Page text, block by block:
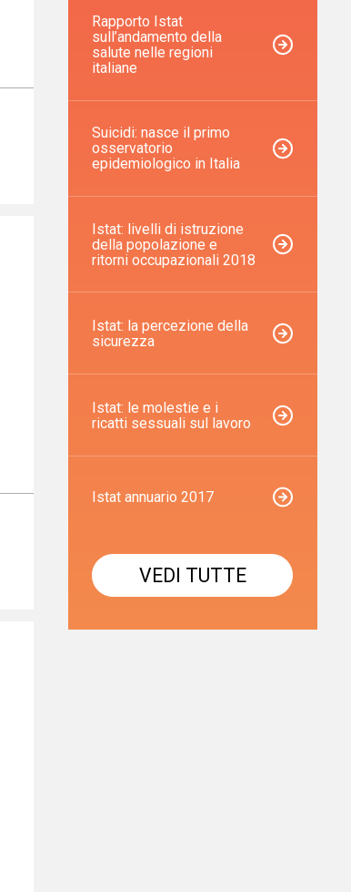
Rapporto Istat
sull’andamento della
salute nelle regioni
italiane
Suicidi: nasce il primo
osservatorio
epidemiologico in Italia
Istat: livelli di istruzione
della popolazione e
ritorni occupazionali 2018
Istat: la percezione della
sicurezza
Istat: le molestie e i
ricatti sessuali sul lavoro
Istat annuario 2017
VEDI TUTTE